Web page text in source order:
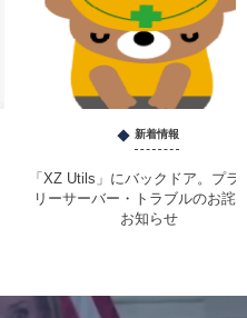
新着情報
「XZ Utils」にバックドア。プラ
リーサーバー・トラブルのお詫
お知らせ